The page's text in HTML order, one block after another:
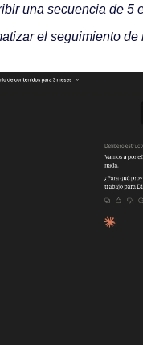
una secuencia de 5
el seguimiento